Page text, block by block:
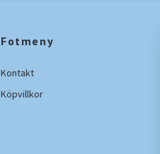
Fotmeny
Kontakt
Köpvillkor